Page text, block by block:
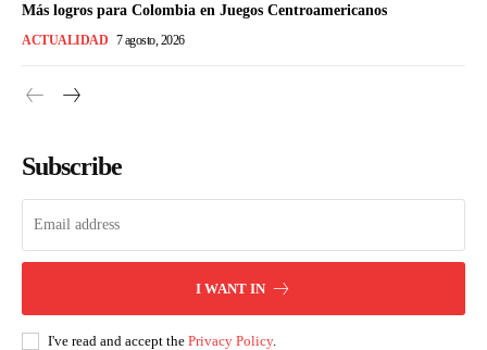
Más logros para Colombia en Juegos Centroamericanos
ACTUALIDAD 7 agosto, 2026
Subscribe
I WANT IN
I've read and accept the Privacy Policy.